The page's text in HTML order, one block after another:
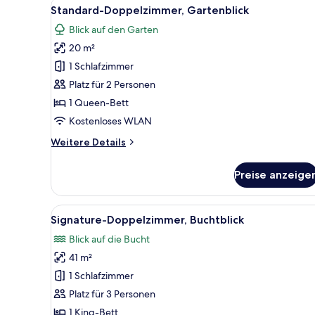
-
Zweibettzimmer,
Gartenblick
Fotos
für
Standard-
Doppelzimmer,
Gartenblick
anzeigen
6
Standard-Doppelzimmer, Gartenblick
Blick auf den Garten
20 m²
1 Schlafzimmer
Platz für 2 Personen
1 Queen-Bett
Kostenloses WLAN
Weitere Details
Weitere
Doppelzimmer,
Gartenblick
Preise
Alle
Fotos
für
Signature-
Doppelzimmer,
Buchtblick
anzeigen
Ein stilvoll eingerichtetes
6
Signature-Doppelzimmer, Buchtblick
Blick auf die Bucht
41 m²
1 Schlafzimmer
Platz für 3 Personen
1 King-Bett